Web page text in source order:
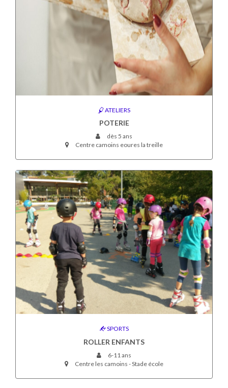
ATELIERS
POTERIE
dès 5 ans
Centre camoins eoures la treille
SPORTS
ROLLER ENFANTS
6-11 ans
Centre les camoins - Stade école